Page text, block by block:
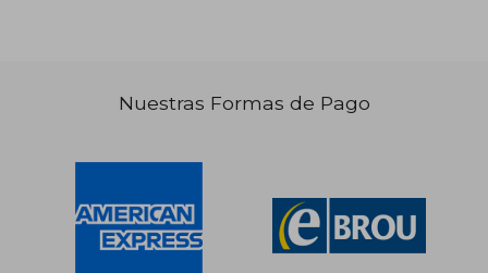
Nuestras Formas de Pago